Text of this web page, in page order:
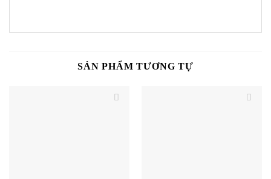
SẢN PHẨM TƯƠNG TỰ